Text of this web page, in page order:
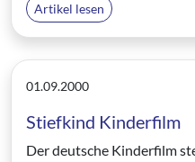
Artikel lesen
01.09.2000
Stiefkind Kinderfilm
Der deutsche Kinderfilm